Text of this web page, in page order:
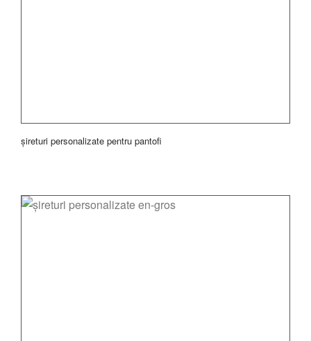
șireturi personalizate pentru pantofi